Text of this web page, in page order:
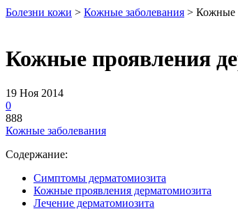
Болезни кожи > Кожные заболевания > Кожные
Кожные проявления
19 Ноя 2014
0
888
Кожные заболевания
Содержание:
Симптомы дерматомиозита
Кожные проявления дерматомиозита
Лечение дерматомиозита